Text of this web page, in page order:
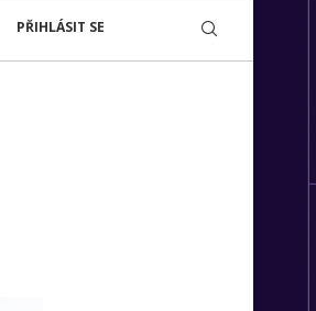
PŘIHLÁSIT SE